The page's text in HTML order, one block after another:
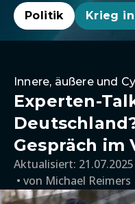
Politik Krieg
Innere, äußere und
Experten-
Gespräch im
Aktualisiert:
von Michael Reimers